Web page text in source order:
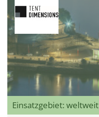
Einsatzgebiet: weltweit